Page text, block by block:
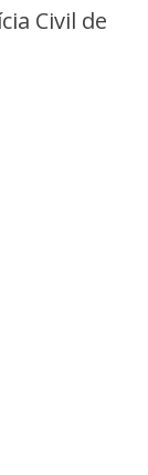
Civil de